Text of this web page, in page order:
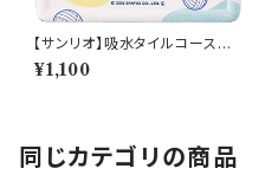
【サンリオ】吸水タイルコースタ
ー(ハンギョドン)【SAN170】SA
N173-346
¥1,100
同じカテゴリの商品